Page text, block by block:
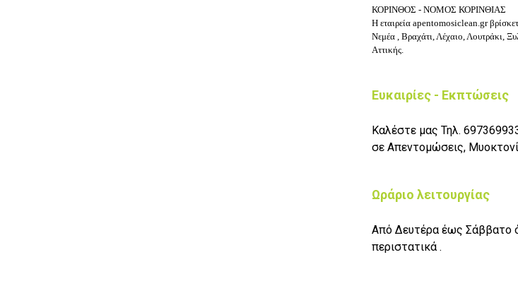
ΚΟΡΙΝΘΟΣ - ΝΟΜΟΣ ΚΟΡΙΝΘΙΑΣ
Η εταιρεία apentomosiclean.gr
Νεμέα , Βραχάτι, Λέχαιο, Λουτράκι,
Αττικής.
Ευκαιρίες - Εκπτώσεις
Καλέστε μας Τηλ.
σε Απεντομώσεις,
Ωράριο λειτουργίας
Από Δευτέρα έως Σάββατο
περιστατικά .